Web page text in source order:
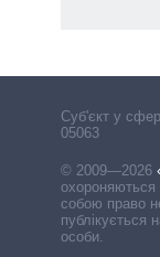
Cуб'єкт у
05063
© 2009—2026
охороняються
собою право
публікується
особи.